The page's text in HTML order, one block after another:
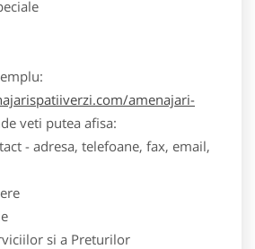
amenajari-
veti putea afisa:
- adresa, telefoane, fax, email,
si a Preturilor